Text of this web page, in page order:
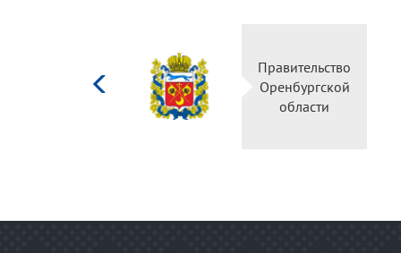
Министерство
культуры
Российской
федерации